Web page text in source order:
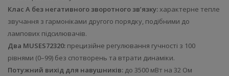
Клас A без негативного зворотного зв’язку:характерне тепле
звучання з гармоніками другого порядку, подібними до
лампових підсилювачів.
Два MUSES72320: прецизійне регулювання гучності з 100
рівнями (0–99) без спотворень та втрати динаміки.
Потужний вихід для навушників: до 3500 мВт на 32 Ом